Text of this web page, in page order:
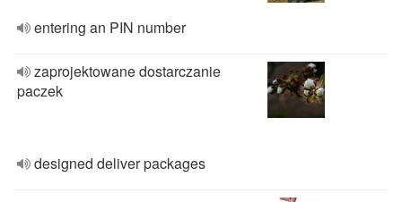
entering an PIN number
zaprojektowane dostarczanie
paczek
designed deliver packages